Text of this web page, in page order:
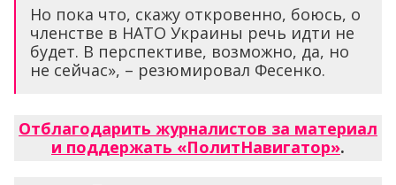
Но пока что, скажу откровенно, боюсь, о
членстве в НАТО Украины речь идти не
будет. В перспективе, возможно, да, но
не сейчас», – резюмировал Фесенко.
Отблагодарить журналистов за материал
и поддержать «ПолитНавигатор».